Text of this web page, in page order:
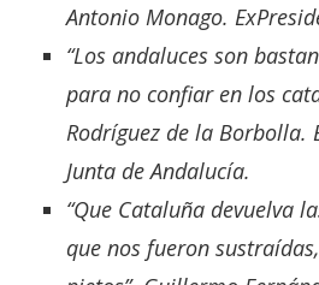
Antonio Monago.
“Los andaluces son
para no confiar en los
Rodríguez de la Borbolla.
Junta de Andalucía.
“Que Cataluña devuelva
que nos fueron